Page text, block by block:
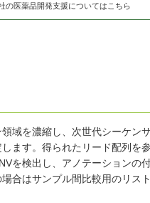
の医薬品開発支援についてはこちら
域を濃縮し、次世代シーケン
ます。得られたリード配列を
を検出し、アノテーションの
合はサンプル間比較用のリス